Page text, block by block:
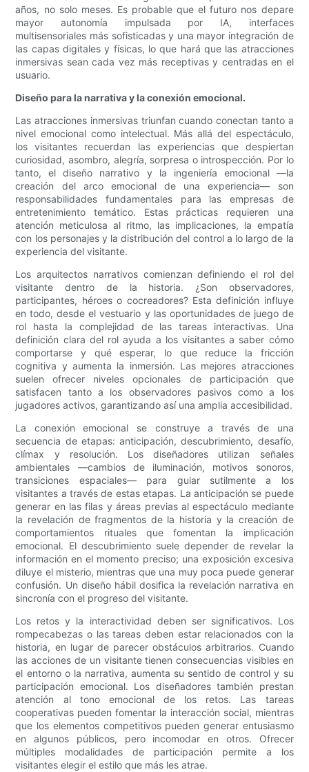
años, no solo meses. Es probable que el futuro nos depare
mayor autonomía impulsada por IA, interfaces
multisensoriales más sofisticadas y una mayor integración de
las capas digitales y físicas, lo que hará que las atracciones
inmersivas sean cada vez más receptivas y centradas en el
usuario.
Diseño para la narrativa y la conexión emocional.
Las atracciones inmersivas triunfan cuando conectan tanto a
nivel emocional como intelectual. Más allá del espectáculo,
los visitantes recuerdan las experiencias que despiertan
curiosidad, asombro, alegría, sorpresa o introspección. Por lo
tanto, el diseño narrativo y la ingeniería emocional —la
creación del arco emocional de una experiencia— son
responsabilidades fundamentales para las empresas de
entretenimiento temático. Estas prácticas requieren una
atención meticulosa al ritmo, las implicaciones, la empatía
con los personajes y la distribución del control a lo largo de la
experiencia del visitante.
Los arquitectos narrativos comienzan definiendo el rol del
visitante dentro de la historia. ¿Son observadores,
participantes, héroes o cocreadores? Esta definición influye
en todo, desde el vestuario y las oportunidades de juego de
rol hasta la complejidad de las tareas interactivas. Una
definición clara del rol ayuda a los visitantes a saber cómo
comportarse y qué esperar, lo que reduce la fricción
cognitiva y aumenta la inmersión. Las mejores atracciones
suelen ofrecer niveles opcionales de participación que
satisfacen tanto a los observadores pasivos como a los
jugadores activos, garantizando así una amplia accesibilidad.
La conexión emocional se construye a través de una
secuencia de etapas: anticipación, descubrimiento, desafío,
clímax y resolución. Los diseñadores utilizan señales
ambientales —cambios de iluminación, motivos sonoros,
transiciones espaciales— para guiar sutilmente a los
visitantes a través de estas etapas. La anticipación se puede
generar en las filas y áreas previas al espectáculo mediante
la revelación de fragmentos de la historia y la creación de
comportamientos rituales que fomentan la implicación
emocional. El descubrimiento suele depender de revelar la
información en el momento preciso; una exposición excesiva
diluye el misterio, mientras que una muy poca puede generar
confusión. Un diseño hábil dosifica la revelación narrativa en
sincronía con el progreso del visitante.
Los retos y la interactividad deben ser significativos. Los
rompecabezas o las tareas deben estar relacionados con la
historia, en lugar de parecer obstáculos arbitrarios. Cuando
las acciones de un visitante tienen consecuencias visibles en
el entorno o la narrativa, aumenta su sentido de control y su
participación emocional. Los diseñadores también prestan
atención al tono emocional de los retos. Las tareas
cooperativas pueden fomentar la interacción social, mientras
que los elementos competitivos pueden generar entusiasmo
en algunos públicos, pero incomodar en otros. Ofrecer
múltiples modalidades de participación permite a los
visitantes elegir el estilo que más les atrae.